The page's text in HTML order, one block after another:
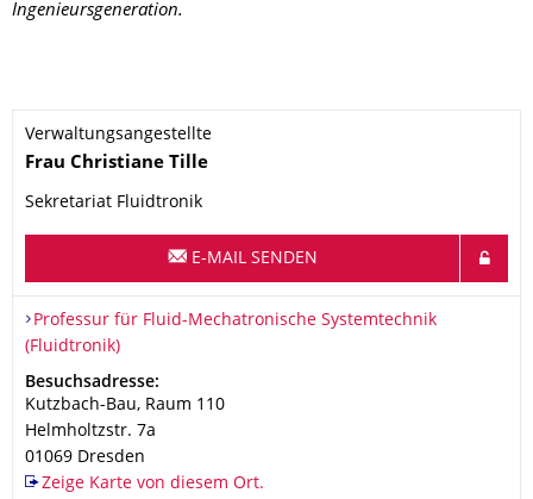
Ingenieursgeneration.
Verwaltungsangestellte
Name
Frau Christiane Tille
Sekretariat Fluidtronik
E-MAIL SENDEN
Organisationsname
Professur für Fluid-Mechatronische Systemtechnik (Fluidtronik)
Professur für Fluid-Mechatronische Systemtechnik
(Fluidtronik)
Adresse
Besuchsadresse:
Kutzbach-Bau, Raum 110
Helmholtzstr. 7a
01069 Dresden
Zeige Karte von diesem Ort.